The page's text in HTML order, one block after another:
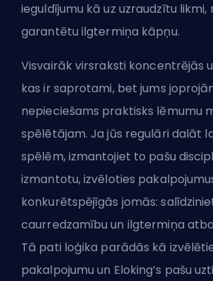
ieguldījumu kā uz uzraudzītu likmi,
garantētu ilgtermiņa kāpņu.
Visvairāk virsraksti koncentrējās
kas ir saprotami, bet jums
nepieciešams praktisks lēmumu
spēlētājam. Ja jūs regulāri dalāt
spēlēm, izmantojiet to pašu
izmantotu, izvēloties
konkurētspējīgās jomās:
caurredzamību un ilgtermiņa
Tā pati loģika parādās kā
pakalpojumu un Eloking’s pašu